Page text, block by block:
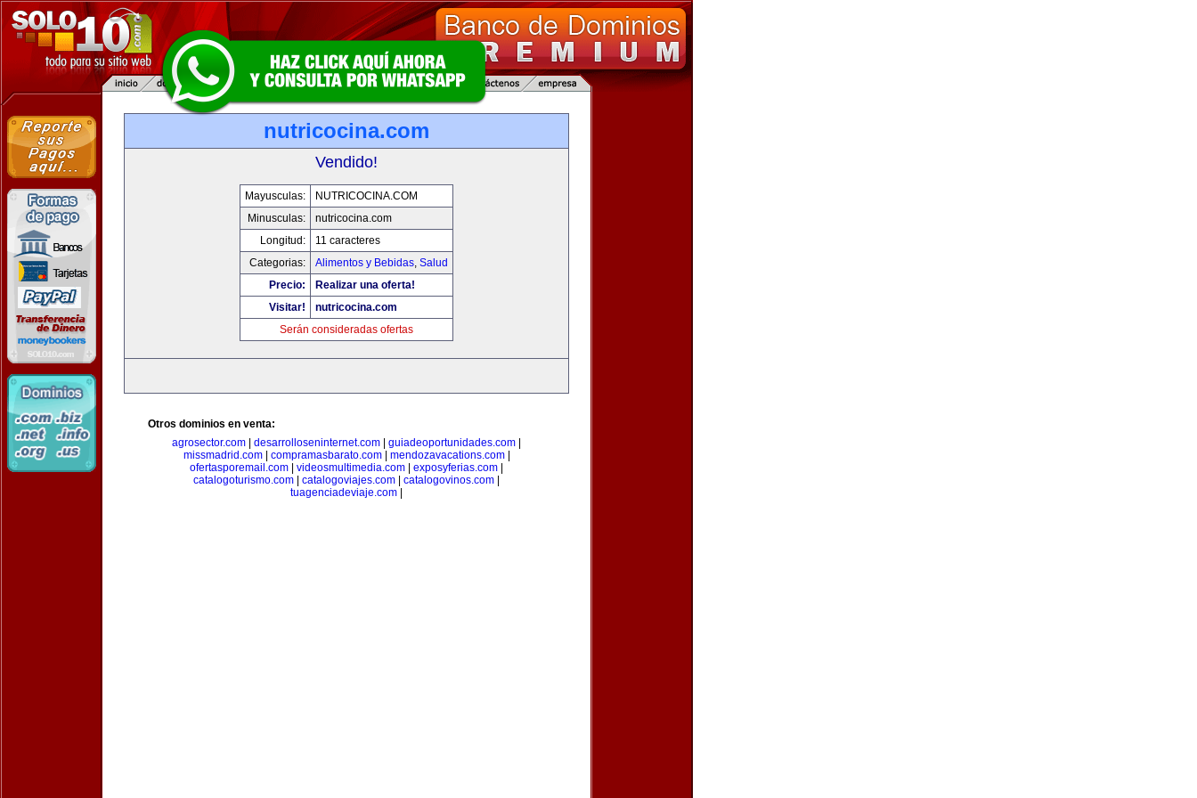
nutricocina.com
Vendido!
Mayusculas:
NUTRICOCINA.COM
Minusculas:
nutricocina.com
Longitud:
11 caracteres
Categorias:
Alimentos y Bebidas, Salud
Precio:
Realizar una oferta!
Visitar!
nutricocina.com
Serán consideradas ofertas
Otros dominios en venta:
agrosector.com
desarrolloseninternet.com guiadeoportunidades.com
missmadrid.com| compramasbarato.com| mendozavacations.com|
ofertasporemail.com
videosmultimedia.com exposyferias.com
catalogoturismo.com
catalogoviajes.com catalogovinos.com
tuagenciadeviaje.com